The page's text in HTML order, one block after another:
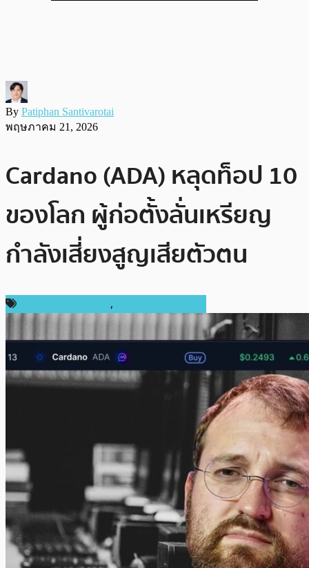
By Patiphan Santivarotai
พฤษภาคม 21, 2026
Cardano (ADA) หลุดท็อป 10
ของโลก ผู้ก่อตั้งลั่นเหรียญ
กำลังเสี่ยงสูญเสียตัวตน
,